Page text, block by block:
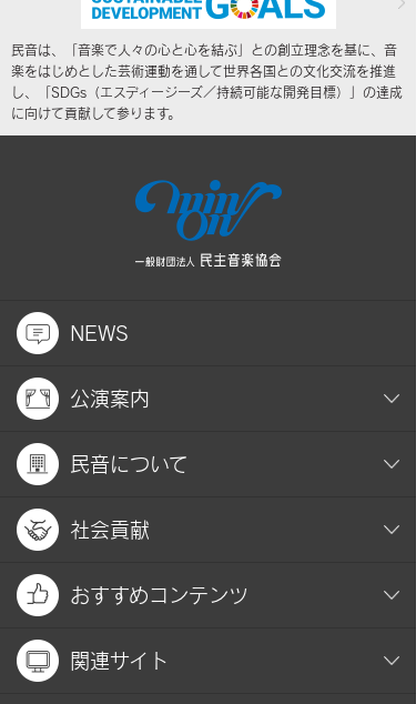
民音は、「音楽で人々の心と心を結ぶ」との創立理念を基に、音
楽をはじめとした芸術運動を通して世界各国との文化交流を推進
し、「SDGs（エスディージーズ／持続可能な開発目標）」の達成
に向けて貢献して参ります。
NEWS
公演案内
民音について
社会貢献
おすすめコンテンツ
関連サイト